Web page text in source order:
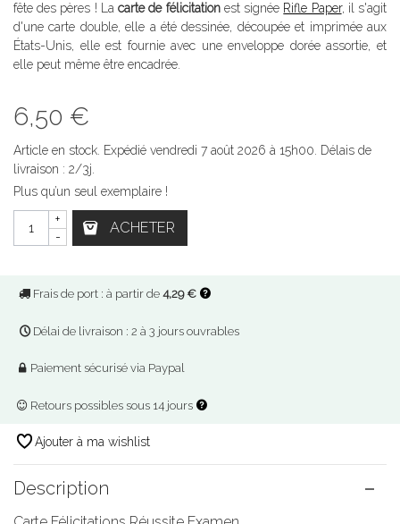
fête des pères ! Lacarte de félicitationest signée Rifle Paper, il s'agit
d'une carte double, elle a été dessinée, découpée et imprimée aux
États-Unis, elle est fournie avec une enveloppe dorée assortie, et
elle peut même être encadrée.
6,50 €
Article en stock. Expédié vendredi 7 août 2026 à 15h00. Délais de
livraison : 2/3j.
Plus qu’un seul exemplaire !
-
+ ACHETER
Frais de port : à partir de 4,29 €
Délai de livraison : 2 à 3 jours ouvrables
Paiement sécurisé via Paypal
Retours possibles sous 14 jours
Ajouter à ma wishlist
Description